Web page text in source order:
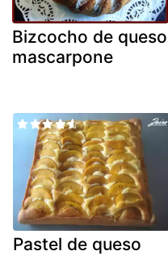
Bizcocho de queso
mascarpone
Pastel de queso